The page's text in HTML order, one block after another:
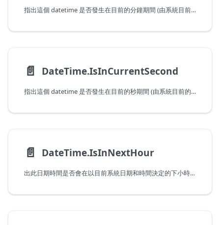
指出這個 datetime 是否發生在目前的分鐘期間 (由系統目前的日期和時間判斷)。
📄️ DateTime.IsInCurrentSecond
指出這個 datetime 是否發生在目前的秒期間 (由系統目前的日期和時間判斷)。
📄️ DateTime.IsInNextHour
出此日期時間是否會在以目前系統日期和時間決定的下小時發生。請注意，傳遞會在目前小時發生的值時，此函式會傳回 false。